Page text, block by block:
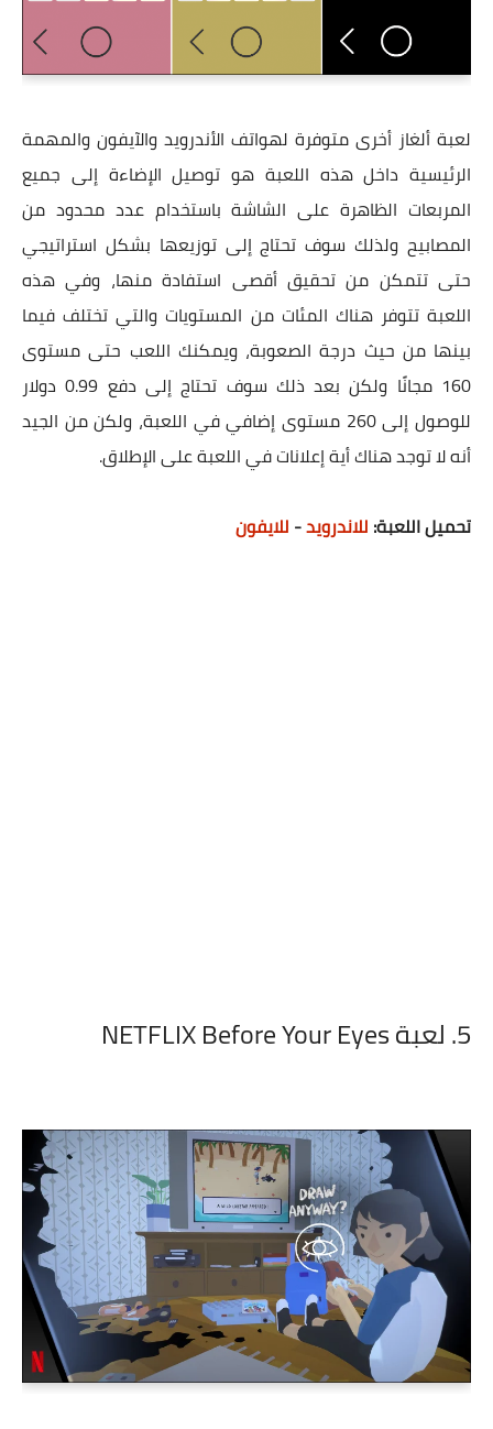
لعبة ألغاز أخرى متوفرة لهواتف الأندرويد والآيفون والمهمة
الرئيسية داخل هذه اللعبة هو توصيل الإضاءة إلى جميع
المربعات الظاهرة على الشاشة باستخدام عدد محدود من
المصابيح ولذلك سوف تحتاج إلى توزيعها بشكل استراتيجي
حتى تتمكن من تحقيق أقصى استفادة منها، وفي هذه
اللعبة تتوفر هناك المئات من المستويات والتي تختلف فيما
بينها من حيث درجة الصعوبة، ويمكنك اللعب حتى مستوى
160 مجانًا ولكن بعد ذلك سوف تحتاج إلى دفع 0.99 دولار
للوصول إلى 260 مستوى إضافي في اللعبة، ولكن من الجيد
أنه لا توجد هناك أية إعلانات في اللعبة على الإطلاق.
تحميل اللعبة: للاندرويد- للايفون
5. لعبة NETFLIX Before Your Eyes